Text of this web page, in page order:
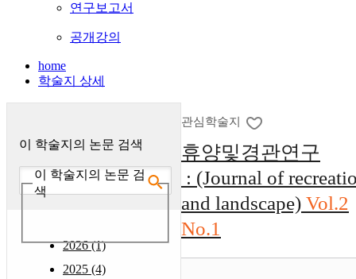
연구보고서
공개강의
home
학술지 상세
이 학술지의 논문 검색
이 학술지의 논문 검
색
2026 (1)
2025 (4)
관심학술지
휴양및경관연구
: (Journal of
and landscape) Vol.2
No.1